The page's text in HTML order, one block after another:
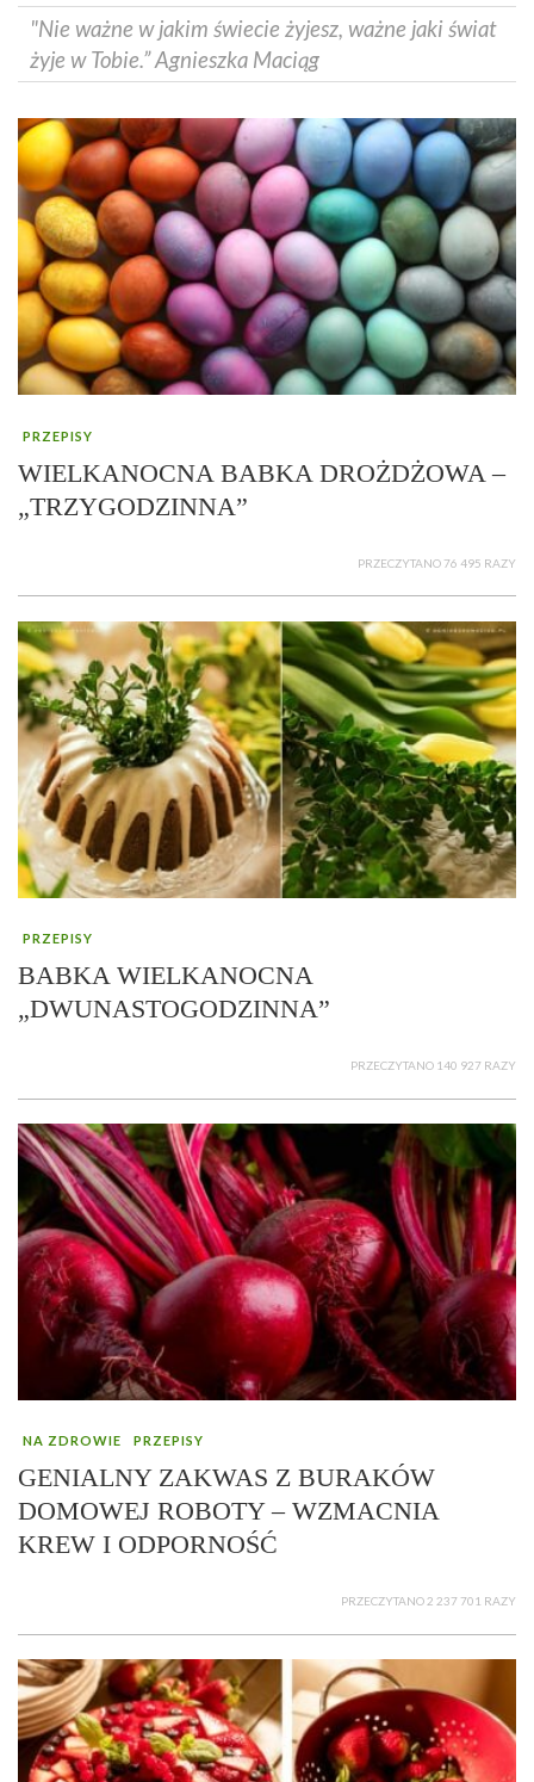
"Nie ważne w jakim świecie żyjesz, ważne jaki świat
żyje w Tobie.” Agnieszka Maciąg
PRZEPISY
WIELKANOCNA BABKA DROŻDŻOWA –
„TRZYGODZINNA”
PRZECZYTANO 76 495 RAZY
PRZEPISY
BABKA WIELKANOCNA
„DWUNASTOGODZINNA”
PRZECZYTANO 140 927 RAZY
NA ZDROWIE PRZEPISY
GENIALNY ZAKWAS Z BURAKÓW
DOMOWEJ ROBOTY – WZMACNIA
KREW I ODPORNOŚĆ
PRZECZYTANO 2 237 701 RAZY